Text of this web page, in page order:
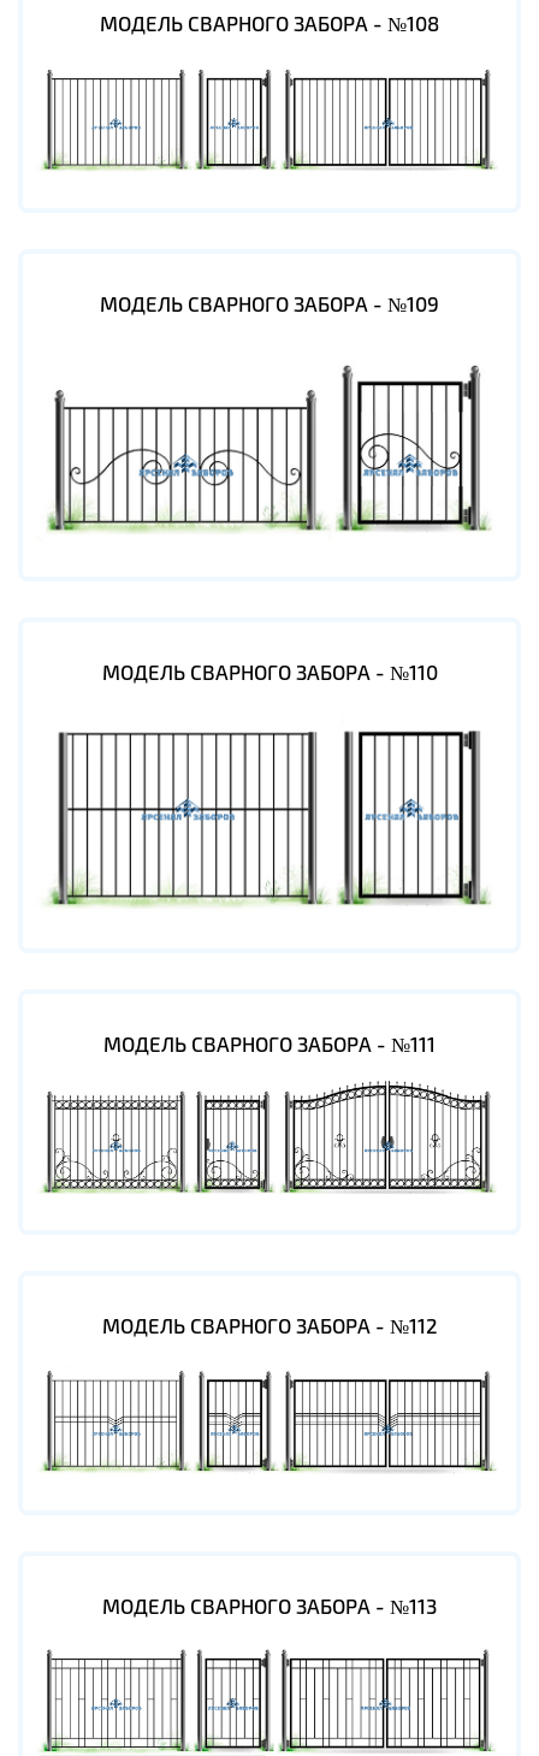
МОДЕЛЬ СВАРНОГО ЗАБОРА - №108
МОДЕЛЬ СВАРНОГО ЗАБОРА - №109
МОДЕЛЬ СВАРНОГО ЗАБОРА - №110
МОДЕЛЬ СВАРНОГО ЗАБОРА - №111
МОДЕЛЬ СВАРНОГО ЗАБОРА - №112
МОДЕЛЬ СВАРНОГО ЗАБОРА - №113